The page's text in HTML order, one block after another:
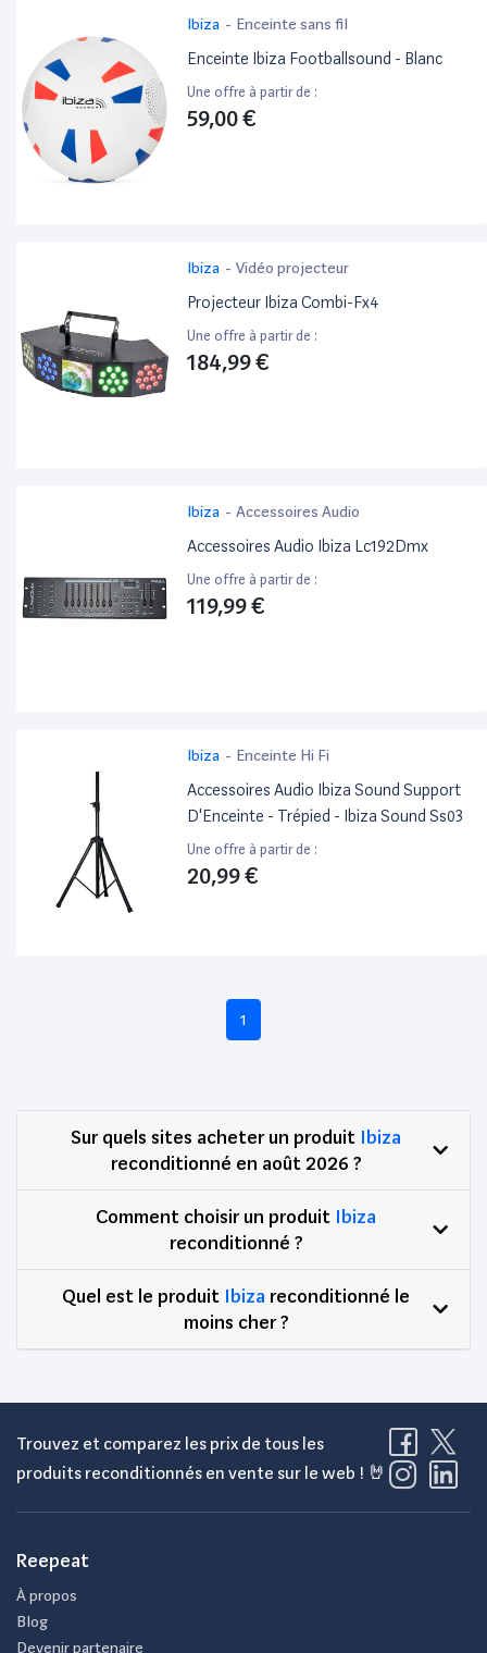
Ibiza - Enceinte sans fil
Enceinte Ibiza Footballsound - Blanc
Une offre à partir de :
59,00 €
Ibiza - Vidéo projecteur
Projecteur Ibiza Combi-Fx4
Une offre à partir de :
184,99 €
Ibiza - Accessoires Audio
Accessoires Audio Ibiza Lc192Dmx
Une offre à partir de :
119,99 €
Ibiza - Enceinte Hi Fi
Accessoires Audio Ibiza Sound Support
D'Enceinte - Trépied - Ibiza Sound Ss03
Une offre à partir de :
20,99 €
1
Sur quels sites acheter un produit Ibiza
reconditionné en août 2026 ?
Comment choisir un produit Ibiza
reconditionné ?
Quel est le produit Ibiza reconditionné le
moins cher ?
Trouvez et comparez les prix de tous les
produits reconditionnés en vente sur le web ! 🤘
Reepeat
À propos
Blog
Devenir partenaire